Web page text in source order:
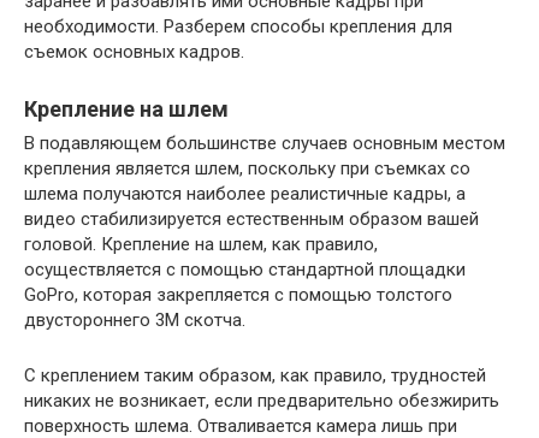
необходимости. Разберем способы крепления для
съемок основных кадров.
Крепление на шлем
В подавляющем большинстве случаев основным местом
крепления является шлем, поскольку при съемках со
шлема получаются наиболее реалистичные кадры, а
видео стабилизируется естественным образом вашей
головой. Крепление на шлем, как правило,
осуществляется с помощью стандартной площадки
GoPro, которая закрепляется с помощью толстого
двустороннего 3M скотча.
С креплением таким образом, как правило, трудностей
никаких не возникает, если предварительно обезжирить
поверхность шлема. Отваливается камера лишь при